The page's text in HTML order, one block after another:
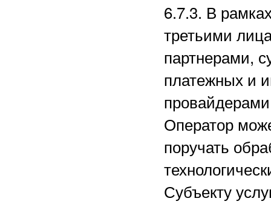
6.7.3. В
третьими
партнерами,
платежных и
Оператор
поручать
Субъекту